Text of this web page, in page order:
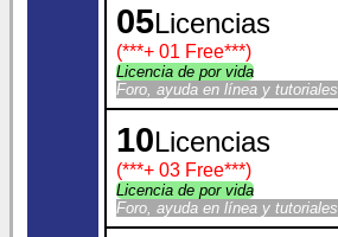
05Licencias
(***+ 01 Free***)
Licencia de por vida
Foro, ayuda en línea y tutoriales
10Licencias
(***+ 03 Free***)
Licencia de por vida
Foro, ayuda en línea y tutoriales